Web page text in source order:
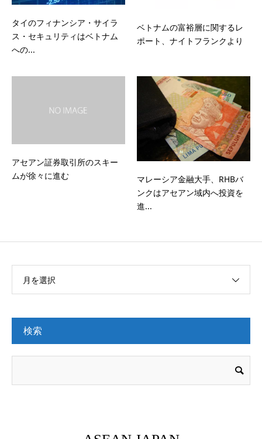
タイのフィナンシア・サイラ
ス・セキュリティはベトナム
への...
ベトナムの富裕層に関するレ
ポート、ナイトフランクより
アセアン証券取引所のスキー
ムが徐々に進む
マレーシア金融大手、RHBバ
ンクはアセアン域内へ投資を
進...
月を選択
検索